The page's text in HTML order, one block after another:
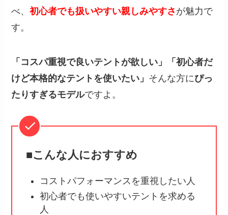
べ、初心者でも扱いやすい親しみやすさ が魅力で
す。
「コスパ重視で良いテントが欲しい」「初心者だ
けど本格的なテントを使いたい」 そんな方にぴっ
たりすぎるモデルですよ。
■こんな人におすすめ
コストパフォーマンスを重視したい人
初心者でも使いやすいテントを求める
人